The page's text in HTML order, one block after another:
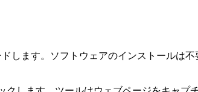
します。ソフトウェアのインストールは